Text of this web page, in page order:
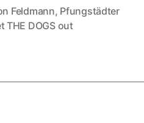
Feldmann, Pfungstädter
THE DOGS out